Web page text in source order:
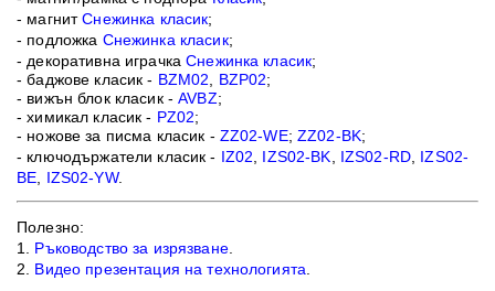
- магнит Снежинка класик;
- подложка Снежинка класик;
- декоративна играчка Снежинка класик;
- баджове класик - BZM02 BZP02;
- вижън блок класик -AVBZ;
- химикал класик - PZ02;
- ножове за писма класик - ZZ02-WE; ZZ02-BK;
- ключодържатели класик - IZ02 IZS02-BK IZS02-RD IZS02-
BE
IZS02-YW.
Полезно:
1. Ръководство за изрязване.
2.
Видео презентация на технологията